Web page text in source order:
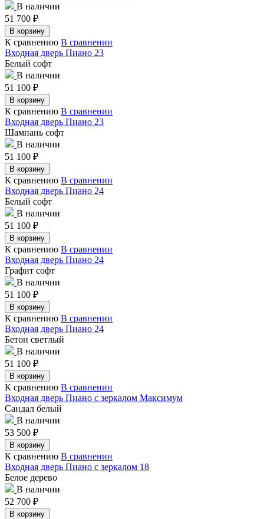
В наличии
51 700 ₽
В корзину
К сравнению В сравнении
Входная дверь Пиано 23
Белый софт
В наличии
51 100 ₽
В корзину
К сравнению В сравнении
Входная дверь Пиано 23
Шампань софт
В наличии
51 100 ₽
В корзину
К сравнению В сравнении
Входная дверь Пиано 24
Белый софт
В наличии
51 100 ₽
В корзину
К сравнению В сравнении
Входная дверь Пиано 24
Графит софт
В наличии
51 100 ₽
В корзину
К сравнению В сравнении
Входная дверь Пиано 24
Бетон светлый
В наличии
51 100 ₽
В корзину
К сравнению В сравнении
Входная дверь Пиано с зеркалом Максимум
Сандал белый
В наличии
53 500 ₽
В корзину
К сравнению В сравнении
Входная дверь Пиано с зеркалом 18
Белое дерево
В наличии
52 700 ₽
В корзину